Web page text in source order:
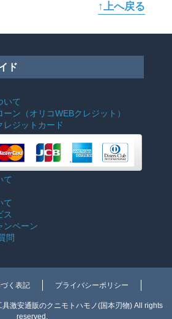
↑上へ戻る
ド
いて
ーン （オリコWEBクレジット）
レジットカード
て
て
ス
ンペーン
問
く表記 プライバシーポリシー
激安通販のクニモトハモノ(国本刃物) All rights
reserved.